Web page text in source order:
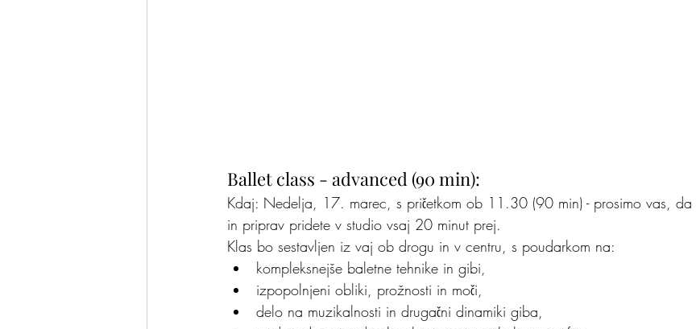
Ballet class - advanced (90 min):
Kdaj: Nedelja, 17. marec, s pričetkom ob 11.30 (90 min) - prosimo vas, da
in priprav pridete v studio vsaj 20 minut prej.
Klas bo sestavljen iz vaj ob drogu in v centru, s poudarkom na:
kompleksnejše baletne tehnike in gibi,
izpopolnjeni obliki, prožnosti in moči,
delo na muzikalnosti in drugačni dinamiki giba,